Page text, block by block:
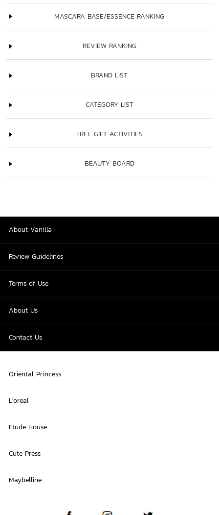
MASCARA BASE/ESSENCE RANKING
REVIEW RANKING
BRAND LIST
CATEGORY LIST
FREE GIFT ACTIVITIES
BEAUTY BOARD
About Vanilla
Review Guidelines
Terms of Use
About Us
Contact Us
Oriental Princess
L'oreal
Etude House
Cute Press
Maybelline